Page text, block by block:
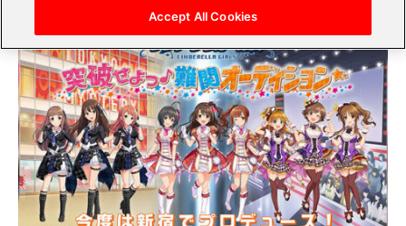
Accept All Cookies